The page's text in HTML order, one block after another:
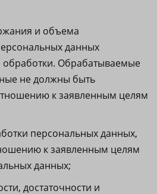
и объема
данных
Обрабатываемые
не должны быть
к заявленным целям
персональных данных,
к заявленным целям
данных;
достаточности и